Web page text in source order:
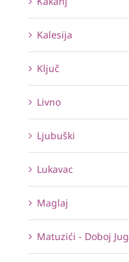
Kalesija
Ključ
Livno
Ljubuški
Lukavac
Maglaj
Matuzići - Doboj Jug